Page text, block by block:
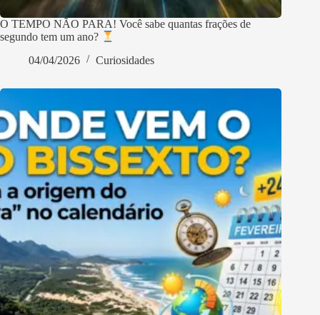
O TEMPO NÃO PARA! Você sabe quantas frações de
segundo tem um ano?
04/04/2026
Curiosidades